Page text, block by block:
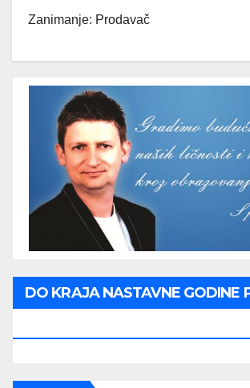
Zanimanje: Prodavač
DO KRAJA NASTAVNE GODINE